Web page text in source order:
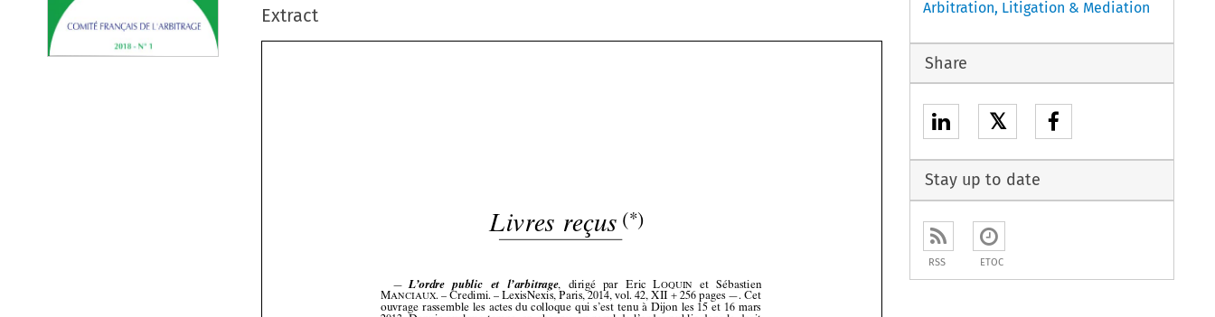
Extract
  
          


              


             


Livres reçus (*)
(*)
Arbitration, Litigation & Mediation
Share
𝕏
Stay up to date
RSS ETOC